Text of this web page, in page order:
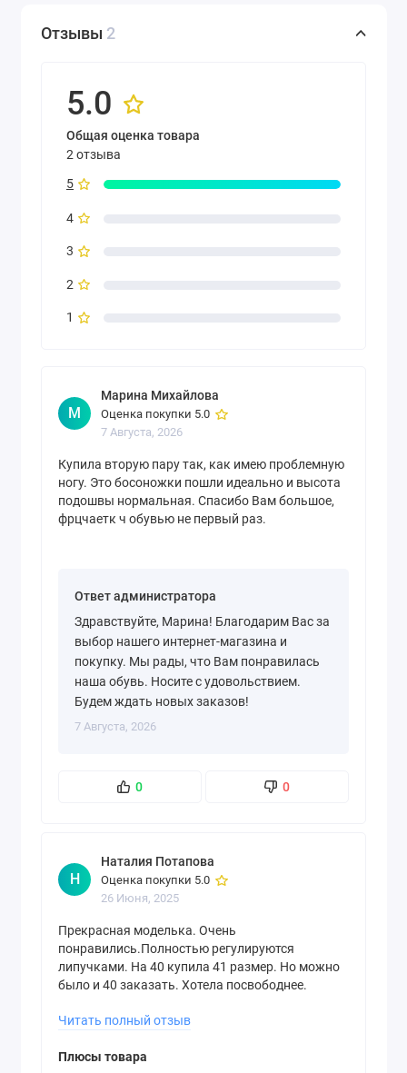
Отзывы 2
5.0
Общая оценка товара
2 отзыва
5
4
3
2
1
М
Марина Михайлова
Оценка покупки 5.0
7 Августа, 2026
Купила вторую пару так, как имею проблемную
ногу. Это босоножки пошли идеально и высота
подошвы нормальная. Спасибо Вам большое,
фрцчаетк ч обувью не первый раз.
0 0
Ответ администратора
Здравствуйте, Марина! Благодарим Вас за
выбор нашего интернет-магазина и
покупку. Мы рады, что Вам понравилась
наша обувь. Носите с удовольствием.
Будем ждать новых заказов!
7 Августа, 2026
Н
Наталия Потапова
Оценка покупки 5.0
26 Июня, 2025
Прекрасная моделька. Очень
понравились.Полностью регулируются
липучками. На 40 купила 41 размер. Но можно
было и 40 заказать. Хотела посвободнее.
Читать полный отзыв
Плюсы товара